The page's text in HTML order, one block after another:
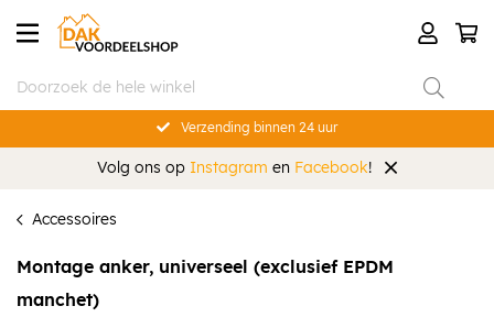
Verzending binnen 24 uur
Volg ons op Instagram en Facebook!
Accessoires
Montage anker, universeel (exclusief EPDM
manchet)